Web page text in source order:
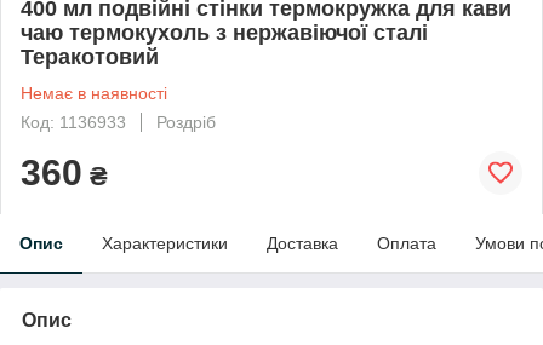
400 мл подвійні стінки термокружка для кави
чаю термокухоль з нержавіючої сталі
Теракотовий
Немає в наявності
Код: 1136933
Роздріб
360 ₴
Опис Характеристики Доставка Оплата Умови
Опис